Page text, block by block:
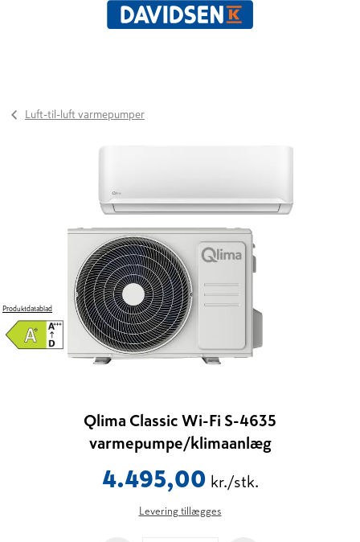
Luft-til-luft varmepumper
Produktdatablad
Qlima Classic Wi-Fi S-4635
varmepumpe/klimaanlæg
4.495,00 kr./stk.
Levering tillægges